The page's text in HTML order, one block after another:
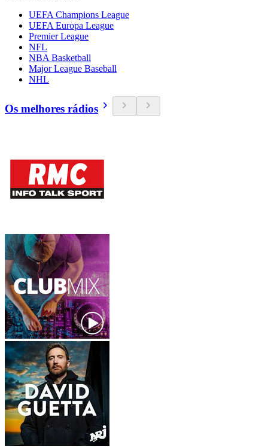
UEFA Champions League
UEFA Europa League
Premier League
NFL
NBA Basketball
Major League Baseball
NHL
Os melhores rádios